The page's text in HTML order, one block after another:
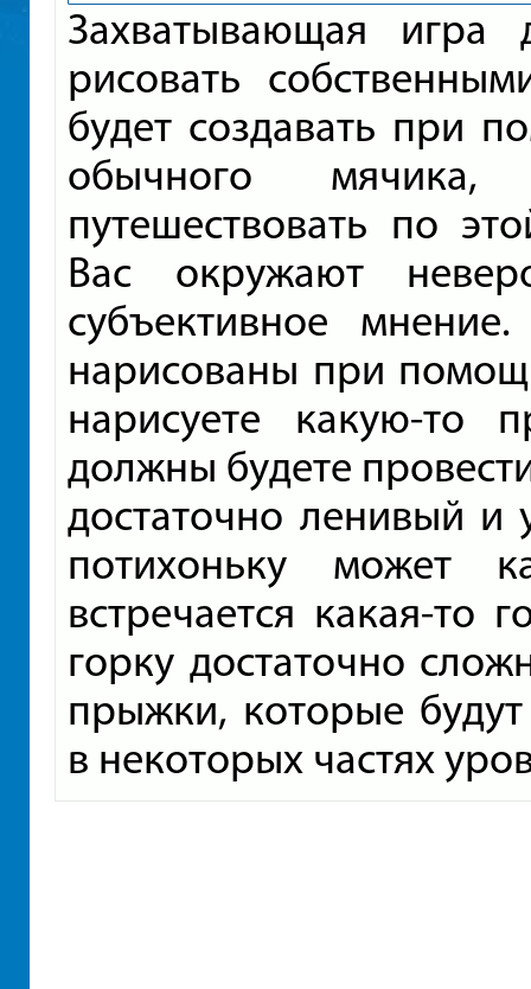
Захватывающая игра
рисовать
будет создавать при
обычного
путешествовать по
Вас окружают
субъективное
нарисованы при
нарисуете какую-то
должны будете
достаточно ленивый и
потихоньку может
встречается какая-то
горку достаточно
прыжки, которые
в некоторых частях